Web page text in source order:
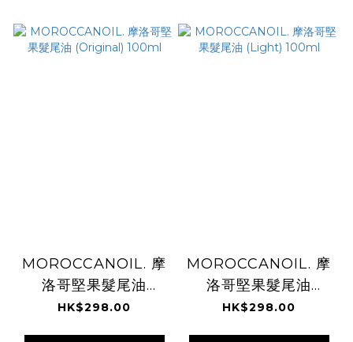
MOROCCANOIL. 摩
洛哥堅果髮尾油
(Original) 100ml
HK$298.00
MOROCCANOIL. 摩
洛哥堅果髮尾油
(Light) 100ml
HK$298.00